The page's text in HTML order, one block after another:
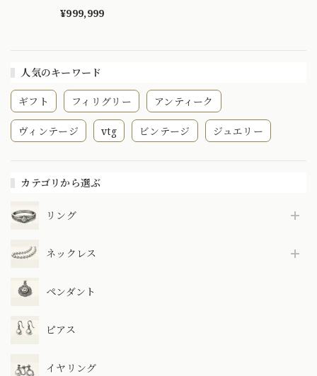
人気のキーワード
ギフト フィリグリー アンティーク
ヴィンテージ vtg ビンテージ ジュエリー
カテゴリから選ぶ
リング
ネックレス
ペンダント
ピアス
イヤリング
ペンダントトップ
¥999,999